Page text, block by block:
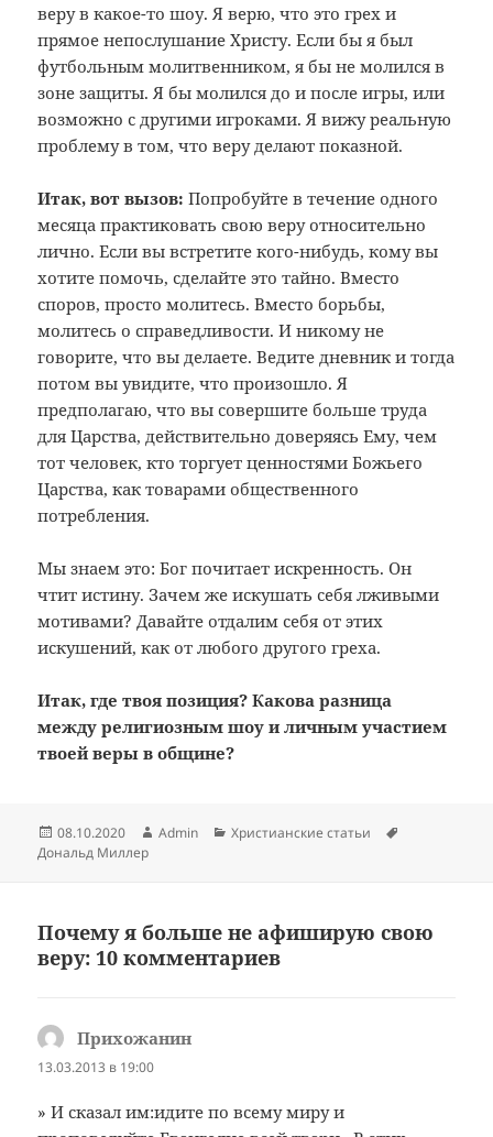
веру в какое-то шоу. Я верю, что это грех и
прямое непослушание Христу. Если бы я был
футбольным молитвенником, я бы не молился в
зоне защиты. Я бы молился до и после игры, или
возможно с другими игроками. Я вижу реальную
проблему в том, что веру делают показной.
Итак, вот вызов: Попробуйте в течение одного
месяца практиковать свою веру относительно
лично. Если вы встретите кого-нибудь, кому вы
хотите помочь, сделайте это тайно. Вместо
споров, просто молитесь. Вместо борьбы,
молитесь о справедливости. И никому не
говорите, что вы делаете. Ведите дневник и тогда
потом вы увидите, что произошло. Я
предполагаю, что вы совершите больше труда
для Царства, действительно доверяясь Ему, чем
тот человек, кто торгует ценностями Божьего
Царства, как товарами общественного
потребления.
Мы знаем это: Бог почитает искренность. Он
чтит истину. Зачем же искушать себя лживыми
мотивами? Давайте отдалим себя от этих
искушений, как от любого другого греха.
Итак, где твоя позиция? Какова разница
между религиозным шоу и личным участием
твоей веры в общине?
Опубликовано
08.10.2020 Автор
Admin Рубрики
Христианские статьи
Дональд Миллер
Почему я больше не афиширую свою
веру: 10 комментариев
Прихожанин
13.03.2013 в 19:00
» И сказал им:идите по всему миру и